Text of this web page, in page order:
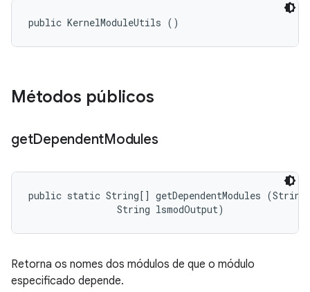
public KernelModuleUtils ()
Métodos públicos
getDependentModules
public static String[] getDependentModules (String
                String lsmodOutput)
Retorna os nomes dos módulos de que o módulo
especificado depende.